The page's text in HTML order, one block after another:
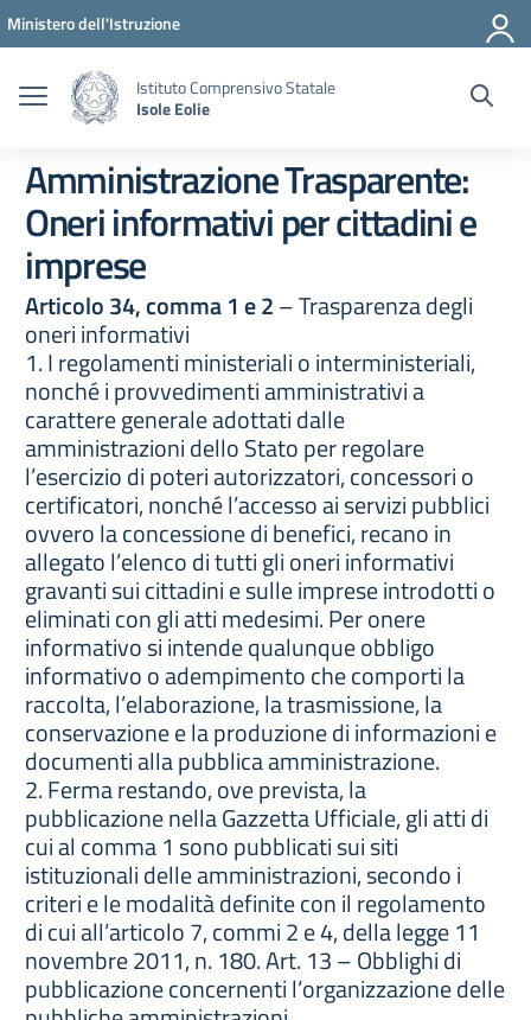
Vai ai contenuti
Vai al menu di navigazione
Vai al footer
Ministero dell'Istruzione
Istituto Comprensivo Statale
Isole Eolie
Amministrazione Trasparente:
Oneri informativi per cittadini e
imprese
Articolo 34, comma 1 e 2– Trasparenza degli
oneri informativi
1. I regolamenti ministeriali o interministeriali,
nonché i provvedimenti amministrativi a
carattere generale adottati dalle
amministrazioni dello Stato per regolare
l’esercizio di poteri autorizzatori, concessori o
certificatori, nonché l’accesso ai servizi pubblici
ovvero la concessione di benefici, recano in
allegato l’elenco di tutti gli oneri informativi
gravanti sui cittadini e sulle imprese introdotti o
eliminati con gli atti medesimi. Per onere
informativo si intende qualunque obbligo
informativo o adempimento che comporti la
raccolta, l’elaborazione, la trasmissione, la
conservazione e la produzione di informazioni e
documenti alla pubblica amministrazione.
2. Ferma restando, ove prevista, la
pubblicazione nella Gazzetta Ufficiale, gli atti di
cui al comma 1 sono pubblicati sui siti
istituzionali delle amministrazioni, secondo i
criteri e le modalità definite con il regolamento
di cui all’articolo 7, commi 2 e 4, della legge 11
novembre 2011, n. 180. Art. 13 – Obblighi di
pubblicazione concernenti l’organizzazione delle